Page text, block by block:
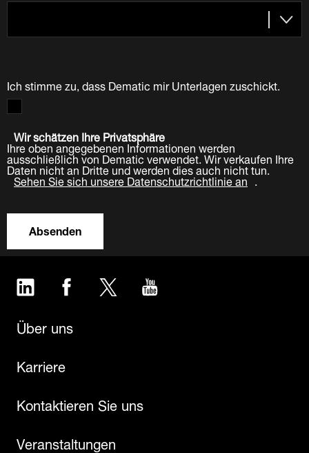
Ich stimme zu, dass Dematic mir Unterlagen zuschickt.
Wir schätzen Ihre Privatsphäre
Ihre oben angegebenen Informationen werden
ausschließlich von Dematic verwendet. Wir verkaufen Ihre
Daten nicht an Dritte und werden dies auch nicht tun.
Sehen Sie sich unsere Datenschutzrichtlinie an .
Absenden
LinkedIn Facebook Twitter
Über uns
Karriere
Kontaktieren Sie uns
Veranstaltungen